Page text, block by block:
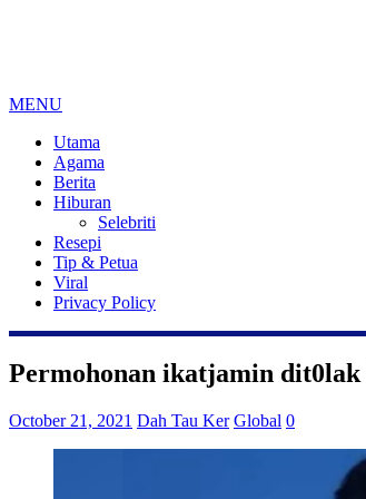
MENU
Utama
Agama
Berita
Hiburan
Selebriti
Resepi
Tip & Petua
Viral
Privacy Policy
Permohonan ikatjamin
October 21, 2021 Dah Tau Ker Global 0